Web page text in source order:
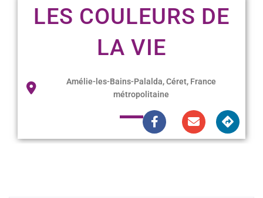
LES COULEURS DE
LA VIE
Amélie-les-Bains-Palalda, Céret, France
métropolitaine